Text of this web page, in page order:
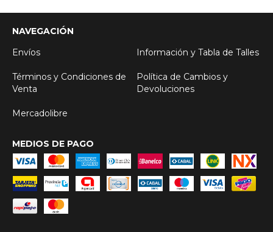
NAVEGACIÓN
Envíos
Información y Tabla de Talles
Términos y Condiciones de
Venta
Política de Cambios y
Devoluciones
Mercadolibre
MEDIOS DE PAGO